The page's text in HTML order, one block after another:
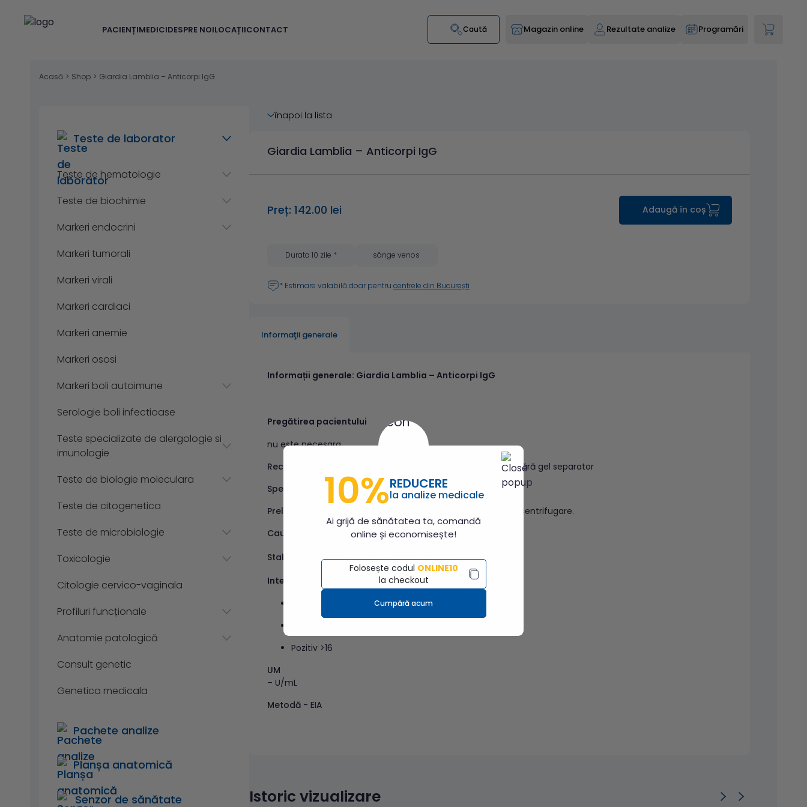
PACIENȚIMEDICIDESPRE NOILOCAȚIICONTACT Caută Magazin online Rezultate analize Programări
Acasă > Shop > Giardia Lamblia – Anticorpi IgG
Teste de laborator
Teste de hematologie
Teste de biochimie
Markeri endocrini
Markeri tumorali
Markeri virali
Markeri cardiaci
Markeri anemie
Markeri ososi
Markeri boli autoimune
Serologie boli infectioase
Teste specializate de alergologie si
imunologie
Teste de biologie moleculara
Teste de citogenetica
Teste de microbiologie
Toxicologie
Citologie cervico-vaginala
Profiluri funcționale
Anatomie patologică
Consult genetic
Genetica medicala
Pachete analize
Planșa anatomică
Senzor de sănătate
înapoi la lista
Giardia Lamblia – Anticorpi IgG
Preț: 142.00 lei Adaugă în coș
Durata 10 zile * sânge venos
* Estimare valabilă doar pentru centrele din București
Informaţii generale
Informații generale: Giardia Lamblia – Anticorpi IgG
Pregătirea pacientului
nu este necesara
Recipient de recoltare
: vacutainer fără anticoagulant, cu/ fără gel separator
Specimen recoltat:
sânge venos
Prelucrare necesară după recoltare
– se separă serul prin centrifugare.
Cauze de respingere a probei– cantitate insuficienta
Stabilitate probă –15 zile refrigerat la 2-8 C
Intervale de referinta:
Pozitiv >16
UM
– U/mL
Metodă - EIA
Istoric vizualizare
10%REDUCERE
la analize medicale
Ai grijă de sănătatea ta, comandă
online și economisește!
Folosește codul ONLINE10
la checkout
Cumpără acum